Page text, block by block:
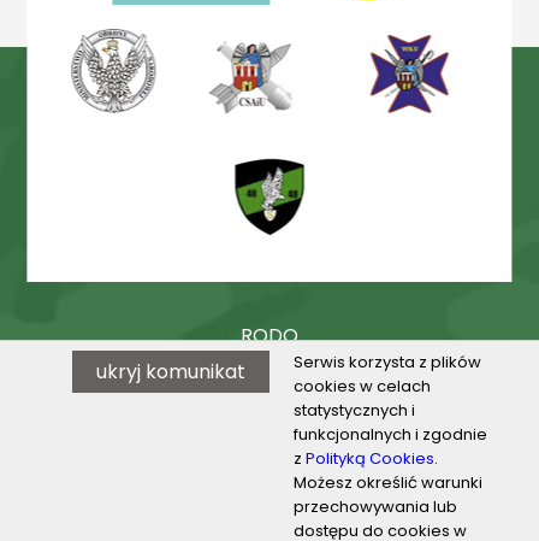
RODO
Procedury
© 2026 VILO w Toruniu
Serwis korzysta z plików
cookies w celach
statystycznych i
funkcjonalnych i zgodnie
z Polityką Cookies.
Możesz określić warunki
przechowywania lub
dostępu do cookies w
ukryj komunikat